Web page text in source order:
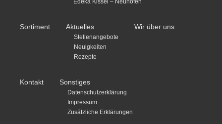
Edeka Kissel – Neuhofen
Sortiment Aktuelles
Stellenangebote
Neuigkeiten
Rezepte
Wir über uns
Kontakt Sonstiges
Datenschutzerklärung
Impressum
Zusätzliche Erklärungen